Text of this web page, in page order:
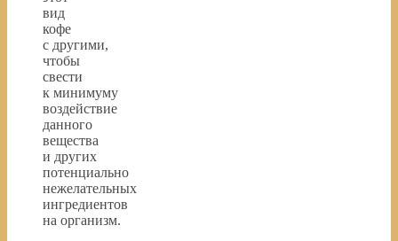
вид
кофе
с другими,
чтобы
свести
к минимуму
воздействие
данного
вещества
и других
потенциально
нежелательных
ингредиентов
на организм.